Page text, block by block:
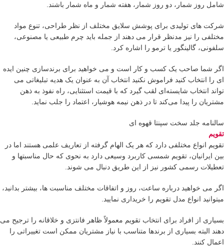
شامل روز شمار، دو روز شمار، هفته شمار و ماه شمار باشند.
شرکت های تولیدی برای پوشش سلایق مختلف از نظر طراحی، تنوع مواد
مختلفی را نیز مدنظر قرار می دهند از جمله باید چرم طبیعی یا مصنوعی،
سلفونی، گالینگور یا ترمو را اشاره کرد.
اگر شما صاحب یک کسب و کار است و می خواهید برای برندسازی چنین ایده
ای را انتخاب کنید فراموش نکنید انتخاب آن به عنوان یک هدیه تبلیغاتی می
تواند انتخاب شایسته‌ای لقب گیرد که با قیمت استثنایی، راه نفوذ به ذهن
مشتریان را پیدا می‌کند تا در ذهن نیمه هوشیار، اعتماد را جلب نماید.
سالنامه جلد سخت سپنتا قهوه ای
تقویم
تقویم انواع مختلفی دارد که هر یک الهام گرفته از تعاریف علمی هستند اما در
بین ایرانیان، تقویم شمسی کاربرد وسیعی دارد به نحوی که حال مناسبتها و
تعطیلات رسمی کشور نیز از این طریق دنبال می شوند.
اگر می خواهید درباره ساعت، روز و اتفاقات مختلف مناسبت ها، بیشتر بدانید،
میتوانید انواع مدل تقویم را خریداری نمایید.
بسیاری از افراد برای انتخاب تقویم معمولاً ظاهر فانتزی و خلاقانه را ترجیح می
دهند البته بسیاری از برندها متناسب با نیاز مشتریان ممکن است تغییراتی را
اعمال کنند.